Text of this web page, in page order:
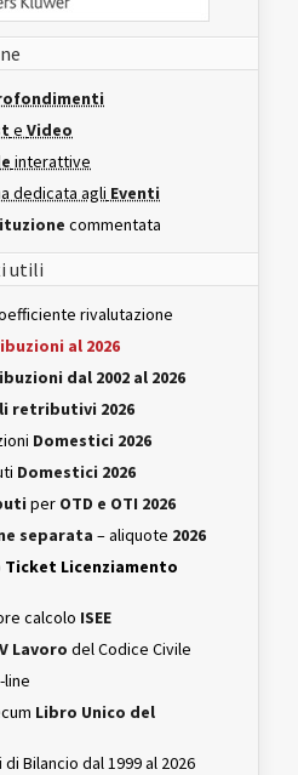
e Video
interattive
dedicata agli Eventi
commentata
utili
rivalutazione
al 2026
dal 2002 al 2026
retributivi 2026
Domestici 2026
Domestici 2026
per OTD e OTI 2026
separata – aliquote 2026
Ticket Licenziamento
calcolo ISEE
Lavoro del Codice Civile
line
Libro Unico del
di Bilancio dal 1999 al 2026